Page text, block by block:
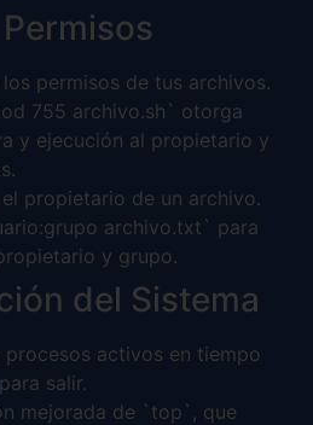
permisos de tus archivos.
755 archivo.sh` otorga
y ejecución al propietario y
propietario de un archivo.
archivo.txt` para
y grupo.
del Sistema
procesos activos en tiempo
salir.
mejorada de `top`, que